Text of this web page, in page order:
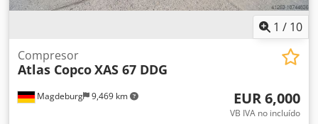
1 / 10
Magdeburg 9,469 km
Compresor
Atlas CopcoXAS 67 DDG
EUR 6,000
VB IVA no incluído